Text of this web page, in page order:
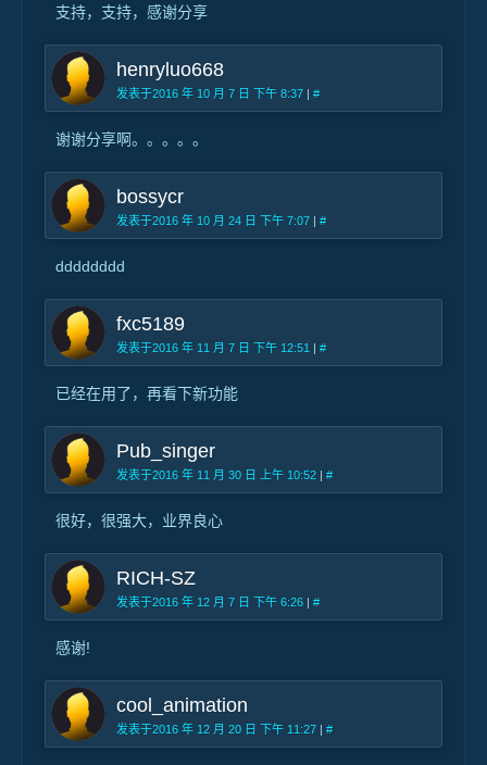
支持，支持，感谢分享
henryluo668
发表于2016 年 10 月 7 日 下午 8:37 | #
谢谢分享啊。。。。。
bossycr
发表于2016 年 10 月 24 日 下午 7:07 | #
dddddddd
fxc5189
发表于2016 年 11 月 7 日 下午 12:51 | #
已经在用了，再看下新功能
Pub_singer
发表于2016 年 11 月 30 日 上午 10:52 | #
很好，很强大，业界良心
RICH-SZ
发表于2016 年 12 月 7 日 下午 6:26 | #
感谢!
cool_animation
发表于2016 年 12 月 20 日 下午 11:27 | #